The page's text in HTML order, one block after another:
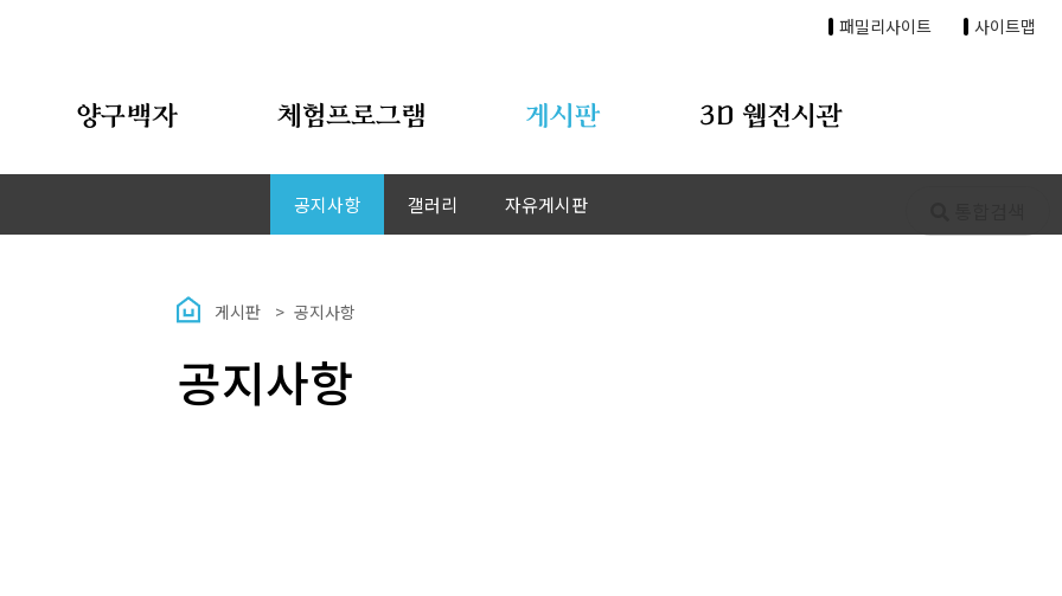
패밀리사이트 사이트맵
양구백자 체험프로그램 게시판
공지사항 갤러리 자유게시판
3D 웹전시관
게시판 공지사항
공지사항